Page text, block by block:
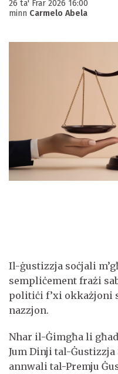
26 ta' Frar 2026 16:00
minn Carmelo Abela
Il-ġustizzja soċjali
sempliċement frażi
politiċi f’xi okkażjoni
nazzjon.
Nhar il-Ġimgħa li
Jum Dinji tal-Ġustizzja
annwali tal-Premju